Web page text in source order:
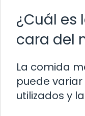
¿Cuál
cara del
La comida
puede
utilizados y